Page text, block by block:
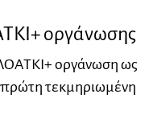
οργάνωσης
οργάνωση ως
πρώτη τεκμηριωμένη